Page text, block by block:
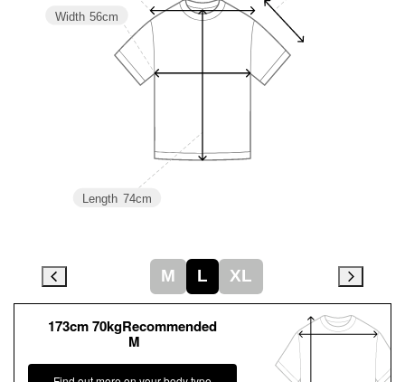
173cm 70kgRecommended
M
Length 74cm
Width 56cm
M L XL